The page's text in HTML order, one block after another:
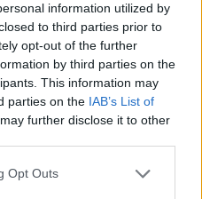
information utilized by
to third parties prior to
opt-out of the further
by third parties on the
This information may
parties on the IAB’s List of
further disclose it to other
Opt Outs